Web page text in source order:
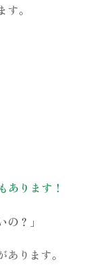
。
あります！
？」
ります。